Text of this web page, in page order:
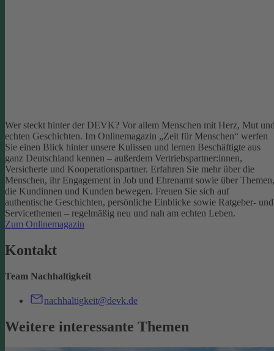
Wer steckt hinter der DEVK? Vor allem Menschen mit Herz, Mut
echten Geschichten. Im Onlinemagazin „Zeit für Menschen“ werfen
Sie einen Blick hinter unsere Kulissen und lernen Beschäftigte aus
ganz Deutschland kennen – außerdem Vertriebspartner:innen,
Versicherte und Kooperationspartner. Erfahren Sie mehr über die
Menschen, ihr Engagement in Job und Ehrenamt sowie über Themen,
die Kundinnen und Kunden bewegen. Freuen Sie sich auf
authentische Geschichten, persönliche Einblicke sowie Ratgeber- und
Servicethemen – regelmäßig neu und nah am echten Leben.
Zum Onlinemagazin
Kontakt
Team Nachhaltigkeit
nachhaltigkeit@devk.de
Weitere interessante Themen